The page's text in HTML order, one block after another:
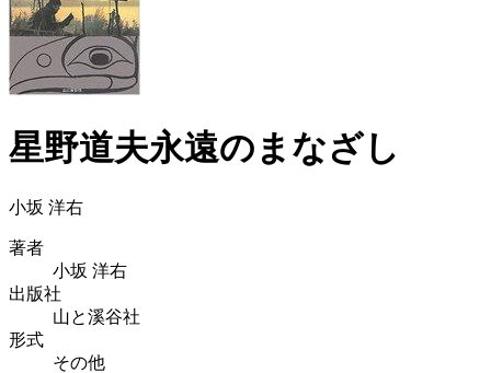
星野道夫永遠のまなざし
小坂 洋右
著者
小坂 洋右
出版社
山と溪谷社
形式
その他